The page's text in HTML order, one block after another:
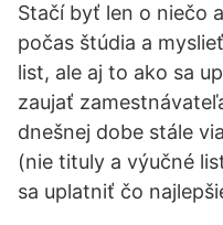
Stačí byť len o niečo
počas štúdia a
list, ale aj to ako sa
zaujať
dnešnej dobe stále
(nie tituly a výučné
sa uplatniť čo